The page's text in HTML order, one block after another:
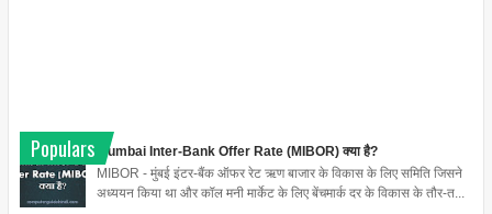
Populars
Mumbai Inter-Bank Offer Rate (MIBOR) क्या है?
MIBOR - मुंबई इंटर-बैंक ऑफर रेट ऋण बाजार के विकास के लिए समिति जिसने
अध्ययन किया था और कॉल मनी मार्केट के लिए बेंचमार्क दर के विकास के तौर-त...